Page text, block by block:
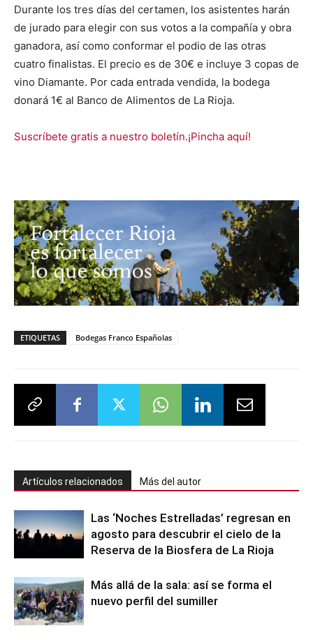
Durante los tres días del certamen, los asistentes harán
de jurado para elegir con sus votos a la compañía y obra
ganadora, así como conformar el podio de las otras
cuatro finalistas. El precio es de 30€ e incluye 3 copas de
vino Diamante. Por cada entrada vendida, la bodega
donará 1€ al Banco de Alimentos de La Rioja.
Suscríbete gratis a nuestro boletín.¡Pincha aquí!
ETIQUETAS Bodegas Franco Españolas
Artículos relacionados Más del autor
Las ‘Noches Estrelladas’ regresan en
agosto para descubrir el cielo de la
Reserva de la Biosfera de La Rioja
Más allá de la sala: así se forma el
nuevo perfil del sumiller